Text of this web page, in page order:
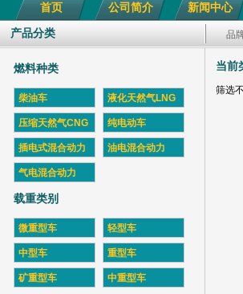
首页 公司简介 新闻中心
产品分类 品
燃料种类
柴油车 液化天然气LNG
压缩天然气CNG 纯电动车
插电式混合动力 油电混合动力
气电混合动力
载重类别
微重型车 轻型车
中型车 重型车
矿重型车 中重型车
当前
筛选